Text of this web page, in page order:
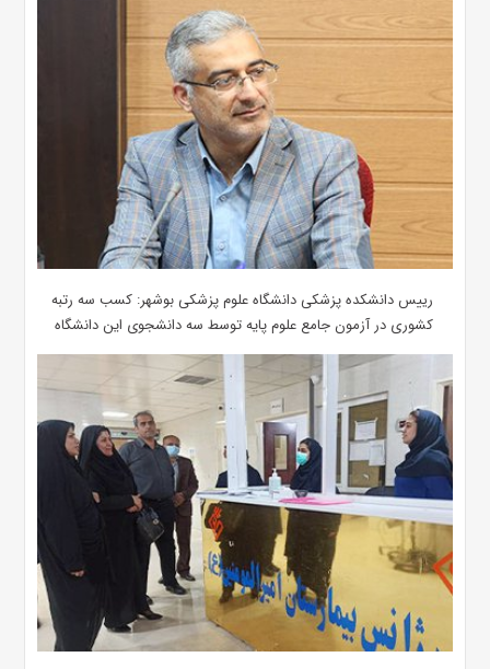
رییس دانشکده پزشکی دانشگاه علوم پزشکی بوشهر: کسب سه رتبه
کشوری در آزمون جامع علوم پایه توسط سه دانشجوی این دانشگاه